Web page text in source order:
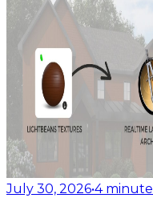
July 30, 2026•4